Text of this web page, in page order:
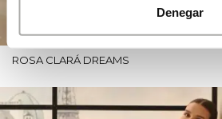
Denegar
ROSA CLARÁ DREAMS